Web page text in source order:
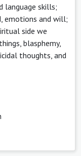
language skills;
emotions and will;
side we
blasphemy,
thoughts, and